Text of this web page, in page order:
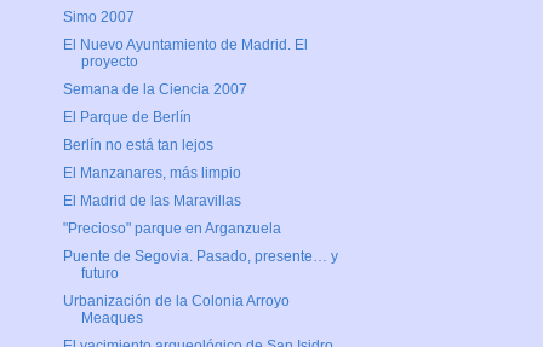
Simo 2007
El Nuevo Ayuntamiento de Madrid. El
proyecto
Semana de la Ciencia 2007
El Parque de Berlín
Berlín no está tan lejos
El Manzanares, más limpio
El Madrid de las Maravillas
"Precioso" parque en Arganzuela
Puente de Segovia. Pasado, presente… y
futuro
Urbanización de la Colonia Arroyo
Meaques